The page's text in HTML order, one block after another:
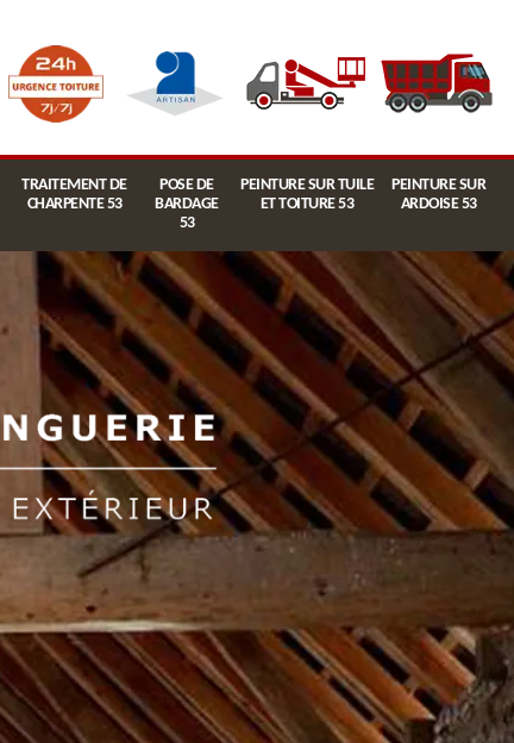
TRAITEMENT DE
CHARPENTE 53
POSE DE
BARDAGE
53
PEINTURE SUR TUILE
ET TOITURE 53
PEINTURE SUR
ARDOISE 53